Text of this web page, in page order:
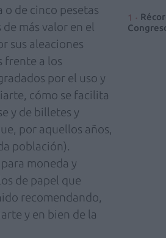
o de cinco pesetas
más valor en el
sus aleaciones
frente a los
por el uso y
cómo se facilita
y de billetes y
por aquellos años,
población).
moneda y
de papel que
recomendando,
y en bien de la